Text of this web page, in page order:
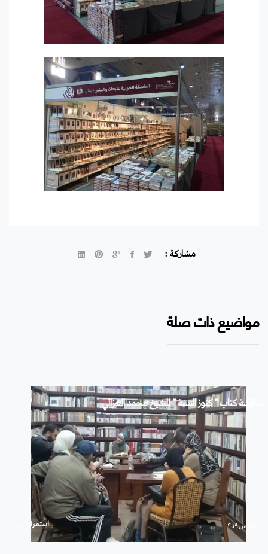
مشاركة :
مواضيع ذات صلة
مناقشة كتاب ” كنوز السنة ” للشيخ محمد الغزالي
استمرار